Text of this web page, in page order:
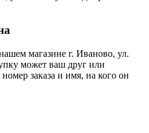
магазине г. Иваново, ул.
может ваш друг или
заказа и имя, на кого он